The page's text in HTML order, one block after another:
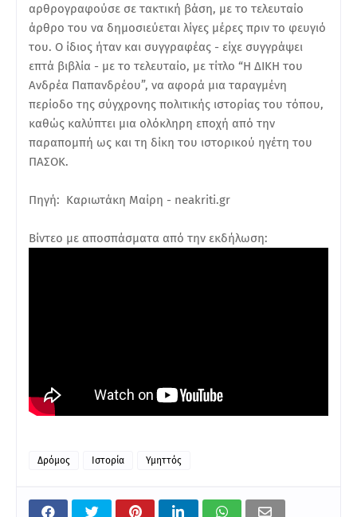
αρθρογραφούσε σε τακτική βάση, με το τελευταίο
άρθρο του να δημοσιεύεται λίγες μέρες πριν το φευγιό
του. Ο ίδιος ήταν και συγγραφέας - είχε συγγράψει
επτά βιβλία - με το τελευταίο, με τίτλο “Η ΔΙΚΗ του
Ανδρέα Παπανδρέου”, να αφορά μια ταραγμένη
περίοδο της σύγχρονης πολιτικής ιστορίας του τόπου,
καθώς καλύπτει μια ολόκληρη εποχή από την
παραπομπή ως και τη δίκη του ιστορικού ηγέτη του
ΠΑΣΟΚ.
Πηγή: Καριωτάκη Μαίρη - neakriti.gr
Βίντεο με αποσπάσματα από την εκδήλωση:
Δρόμος Ιστορία Υμηττός